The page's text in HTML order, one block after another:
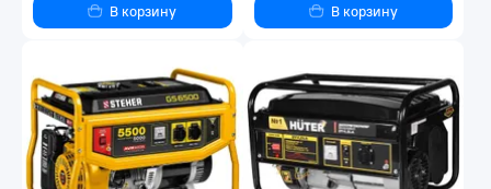
В корзину В корзину